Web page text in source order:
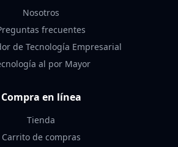
Nosotros
frecuentes
de Tecnología Empresarial
al por Mayor
Compra en línea
Tienda
Carrito de compras